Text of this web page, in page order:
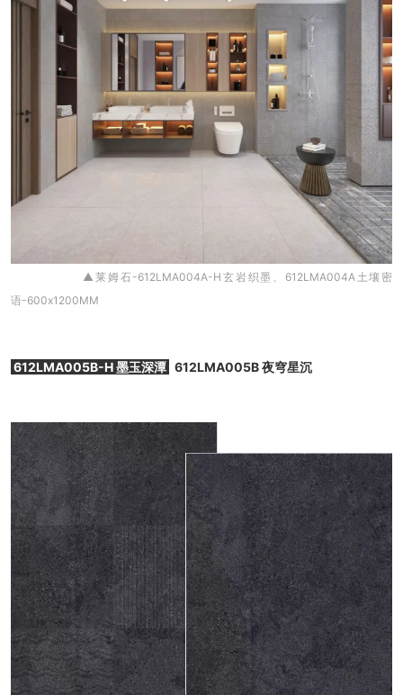
▲莱姆石-612LMA004A-H玄岩织墨、612LMA004A土壤密
语-600x1200MM
612LMA005B-H 墨玉深潭 612LMA005B 夜穹星沉